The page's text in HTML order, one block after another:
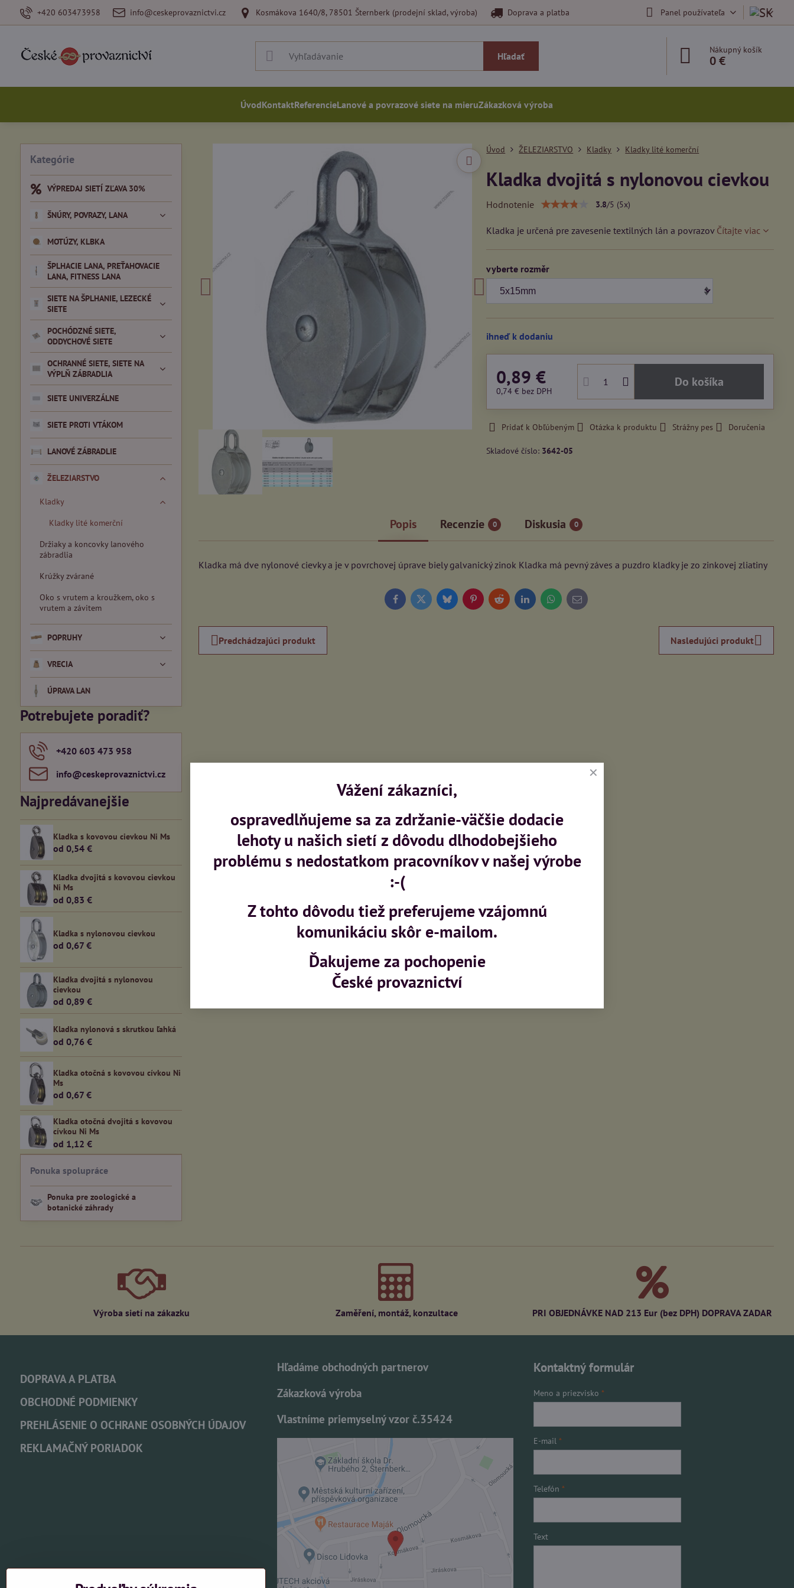
+420 603473958 info@ceskeprovaznictvi.cz Kosmákova 1640/8, 78501 Šternberk (prodejní sklad, výroba) Doprava a platba Panel používateľa
Hľadať
Nákupný košík
0 €
ÚvodKontaktReferencieLanové a povrazové siete na mieruZákazková výroba
Úvod ŽELEZIARSTVO Kladky Kladky lité komerční
Kladka dvojitá s nylonovou cievkou
Hodnotenie 3.8/5 (5x)
Kladka je určená pre zavesenie textilných lán a povrazov Čítajte viac
vyberte rozměr
ihneď k dodaniu
0,89 €
0,74 € bez DPH
Do košíka
Pridať k Obľúbeným Otázka k produktu Strážny pes Doručenia
Skladové číslo: 3642-05
Popis Recenzie 0 Diskusia 0
Kladka má dve nylonové cievky a je v povrchovej úprave biely galvanický zinok Kladka má pevný záves a puzdro kladky je zo zinkovej zliatiny
FacebookTwitterBlueskyPinterestRedditLinkedInWhatsApp
E-
mail
Predchádzajúci produkt Nasledujúci produkt
Kategórie
VÝPREDAJ SIETÍ ZĽAVA 30%
ŠNÚRY, POVRAZY, LANA
MOTÚZY, KLBKA
ŠPLHACIE LANA, PREŤAHOVACIE
LANA, FITNESS LANA
SIETE NA ŠPLHANIE, LEZECKÉ
SIETE
POCHÓDZNÉ SIETE,
ODDYCHOVÉ SIETE
OCHRANNÉ SIETE, SIETE NA
VÝPLŇ ZÁBRADLIA
SIETE UNIVERZÁLNE
SIETE PROTI VTÁKOM
LANOVÉ ZÁBRADLIE
ŽELEZIARSTVO
Kladky
Kladky lité komerční
Držiaky a koncovky lanového
zábradlia
Krúžky zvárané
Oko s vrutem a kroužkem, oko s
vrutem a závitem
POPRUHY
VRECIA
ÚPRAVA LAN
Potrebujete poradiť?
+420 603 473 958
info​@ceskeprovaznictvi​.cz
Najpredávanejšie
Kladka s kovovou cievkou Ni Ms
od 0,54 €
Kladka dvojitá s kovovou cievkou
Ni Ms
od 0,83 €
Kladka s nylonovou cievkou
od 0,67 €
Kladka dvojitá s nylonovou
cievkou
od 0,89 €
Kladka nylonová s skrutkou ľahká
od 0,76 €
Kladka otočná s kovovou cívkou Ni
Ms
od 0,67 €
Kladka otočná dvojitá s kovovou
cívkou Ni Ms
od 1,12 €
Ponuka spolupráce
Ponuka pre zoologické a
botanické záhrady
Výroba sietí na zákazku Zaměření, montáž, konzultace PRI OBJEDNÁVKE NAD 213 Eur (bez DPH) DOPRAVA ZADAR
DOPRAVA A PLATBA
OBCHODNÉ PODMIENKY
PREHLÁSENIE O OCHRANE OSOBNÝCH ÚDAJOV
REKLAMAČNÝ PORIADOK
Hľadáme obchodných partnerov
Zákazková výroba
Vlastníme priemyselný vzor č.35424
Externý obsah je blokovaný Voľbami
súkromia
Prajete si načítať externý obsah?
Povoliť tentokrát
Kontaktný formulár
Meno a priezvisko*
E-mail*
Telefón*
Text
Vážení zákazníci,
ospravedlňujeme sa za zdržanie-väčšie dodacie
lehoty u našich sietí z dôvodu dlhodobejšieho
problému s nedostatkom pracovníkov v našej výrobe
:-(
Z tohto dôvodu tiež preferujeme vzájomnú
komunikáciu skôr e-mailom.
Ďakujeme za pochopenie
České provaznictví